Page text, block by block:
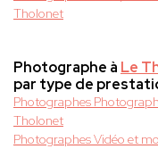
Tholonet
Photographe à Le
par type de
Photographes
Tholonet
Photographes Vidéo et